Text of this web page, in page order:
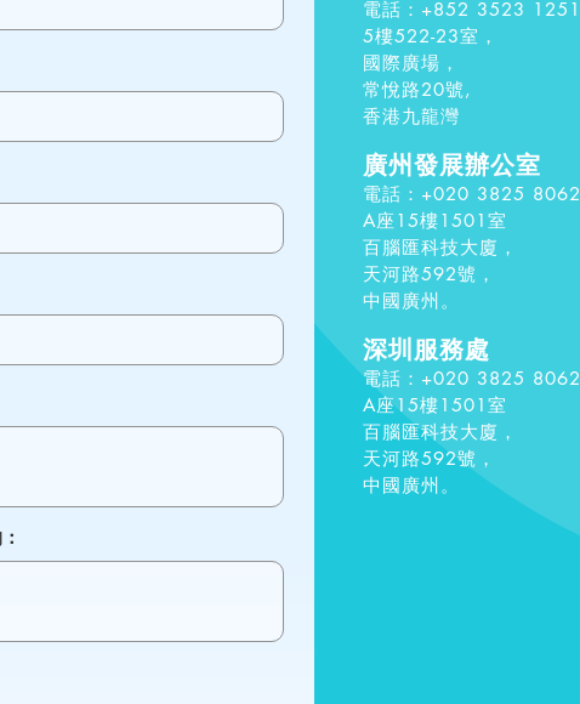
電話：+852 3523 1251
5樓522-23室，
國際廣場，
常悅路20號,
香港九龍灣
廣州發展辦公室
電話：+020 3825 8062
A座15樓1501室
百腦匯科技大廈，
天河路592號，
中國廣州。
深圳服務處
電話：+020 3825 8062
A座15樓1501室
百腦匯科技大廈，
天河路592號，
中國廣州。